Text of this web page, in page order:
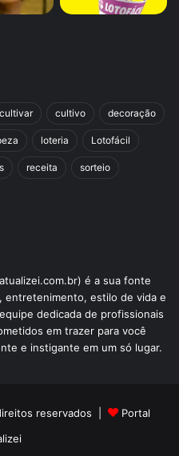
cultivar cultivo decoração
loteria Lotofácil
receita sorteio
é a sua fonte
entretenimento, estilo de vida e
dedicada de profissionais
em trazer para você
e instigante em um só lugar.
reservados |
Portal